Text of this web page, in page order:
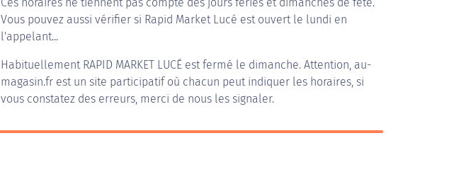
Vous pouvez aussi vérifier si Rapid Market Lucé est ouvert le lundi en
l'appelant...
Habituellement RAPID MARKET LUCÉ est fermé le dimanche. Attention, au-
magasin.fr est un site participatif où chacun peut indiquer les horaires, si
vous constatez des erreurs, merci de nous les signaler.